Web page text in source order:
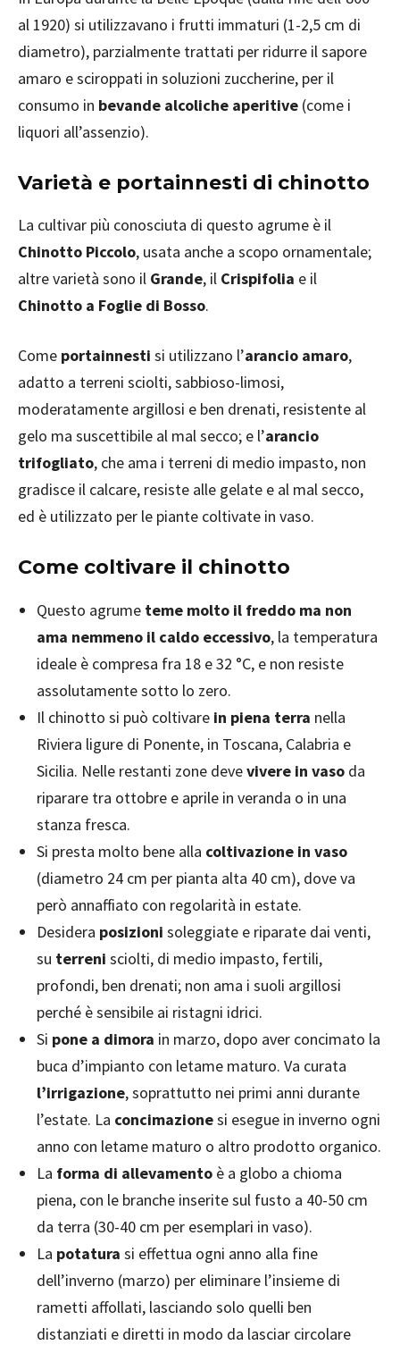
al 1920) si utilizzavano i frutti immaturi (1-2,5 cm di
diametro), parzialmente trattati per ridurre il sapore
amaro e sciroppati in soluzioni zuccherine, per il
consumo in bevande alcoliche aperitive (come i
liquori all’assenzio).
Varietà e portainnesti di chinotto
La cultivar più conosciuta di questo agrume è il
Chinotto Piccolo, usata anche a scopo ornamentale;
altre varietà sono il Grande, il Crispifolia e il
Chinotto a Foglie di Bosso.
Come portainnesti si utilizzano l’arancio amaro,
adatto a terreni sciolti, sabbioso-limosi,
moderatamente argillosi e ben drenati, resistente al
gelo ma suscettibile al mal secco; e l’arancio
trifogliato, che ama i terreni di medio impasto, non
gradisce il calcare, resiste alle gelate e al mal secco,
ed è utilizzato per le piante coltivate in vaso.
Come coltivare il chinotto
Questo agrume teme molto il freddo ma non
ama nemmeno il caldo eccessivo, la temperatura
ideale è compresa fra 18 e 32 °C, e non resiste
assolutamente sotto lo zero.
Il chinotto si può coltivare in piena terra nella
Riviera ligure di Ponente, in Toscana, Calabria e
Sicilia. Nelle restanti zone devevivere in vaso da
riparare tra ottobre e aprile in veranda o in una
stanza fresca.
Si presta molto bene alla coltivazione in vaso
(diametro 24 cm per pianta alta 40 cm), dove va
però annaffiato con regolarità in estate.
Desidera posizioni soleggiate e riparate dai venti,
su terreni sciolti, di medio impasto, fertili,
profondi, ben drenati; non ama i suoli argillosi
perché è sensibile ai ristagni idrici.
Si pone a dimora in marzo, dopo aver concimato la
buca d’impianto con letame maturo. Va curata
l’irrigazione, soprattutto nei primi anni durante
l’estate. La concimazionesi esegue in inverno ogni
anno con letame maturo o altro prodotto organico.
La forma di allevamento è a globo a chioma
piena, con le branche inserite sul fusto a 40-50 cm
da terra (30-40 cm per esemplari in vaso).
La potatura si effettua ogni anno alla fine
dell’inverno (marzo) per eliminare l’insieme di
rametti affollati, lasciando solo quelli ben
distanziati e diretti in modo da lasciar circolare